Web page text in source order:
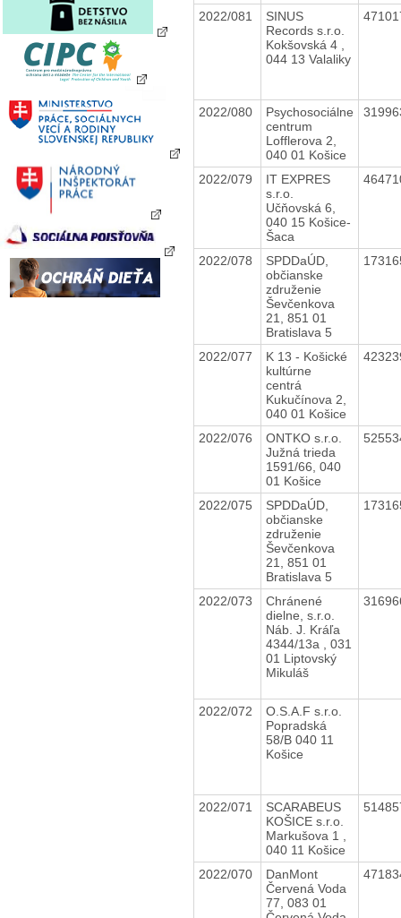
2022/081
SINUS
Records s.r.o.
Kokšovská 4 ,
044 13 Valaliky
2022/080
Psychosociálne
centrum
Lofflerova 2,
040 01 Košice
2022/079
IT EXPRES
s.r.o.
Učňovská 6,
040 15 Košice-
Šaca
2022/078
SPDDaÚD,
občianske
združenie
Ševčenkova
21, 851 01
Bratislava 5
2022/077
K 13 - Košické
kultúrne
centrá
Kukučínova 2,
040 01 Košice
2022/076
ONTKO s.r.o.
Južná trieda
1591/66, 040
01 Košice
2022/075
SPDDaÚD,
občianske
združenie
Ševčenkova
21, 851 01
Bratislava 5
2022/073
Chránené
dielne, s.r.o.
Náb. J. Kráľa
4344/13a , 031
01 Liptovský
Mikuláš
2022/072
O.S.A.F s.r.o.
Popradská
58/B 040 11
Košice
2022/071
SCARABEUS
KOŠICE s.r.o.
Markušova 1 ,
040 11 Košice
2022/070
DanMont
Červená Voda
77, 083 01